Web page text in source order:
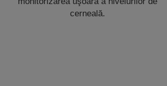
cerneală.